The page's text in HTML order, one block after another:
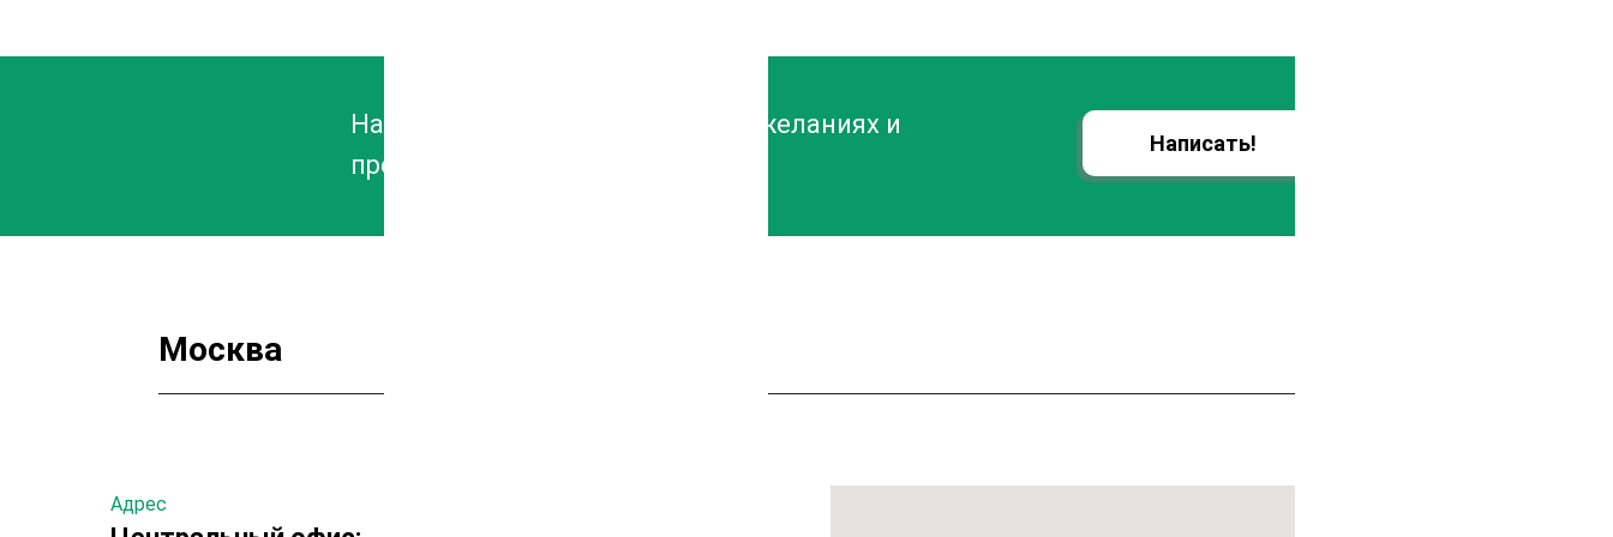
Написать!
Напишите директору о своих пожеланиях и
предложениях!
Москва
Адрес